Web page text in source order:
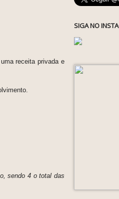
receita privada e
sendo 4 o total das
SIGA NO